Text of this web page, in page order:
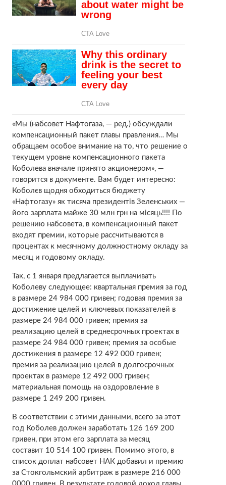
«Мы (набсовет Нафтогаза, — ред.) обсуждали
компенсационный пакет главы правления… Мы
обращаем особое внимание на то, что решение о
текущем уровне компенсационного пакета
Коболева вначале принято акционером», —
говорится в документе. Вам будет интересно:
Коболєв щодня обходиться бюджету
«Нафтогазу» як тисяча президентів Зеленських —
його зарплата майже 30 млн грн на місяць!!!! По
решению набсовета, в компенсационный пакет
входят премии, которые рассчитываются в
процентах к месячному должностному окладу за
месяц и годовому окладу.
Так, с 1 января предлагается выплачивать
Коболеву следующее: квартальная премия за год
в размере 24 984 000 гривен; годовая премия за
достижение целей и ключевых показателей в
размере 24 984 000 гривен; премия за
реализацию целей в среднесрочных проектах в
размере 24 984 000 гривен; премия за особые
достижения в размере 12 492 000 гривен;
премия за реализацию целей в долгосрочных
проектах в размере 12 492 000 гривен;
материальная помощь на оздоровление в
размере 1 249 200 гривен.
В соответствии с этими данными, всего за этот
год Коболев должен заработать 126 169 200
гривен, при этом его зарплата за месяц
составит 10 514 100 гривен. Помимо этого, в
список доплат набсовет НАК добавил и премию
за Стокгольмский арбитраж в размере 216 000